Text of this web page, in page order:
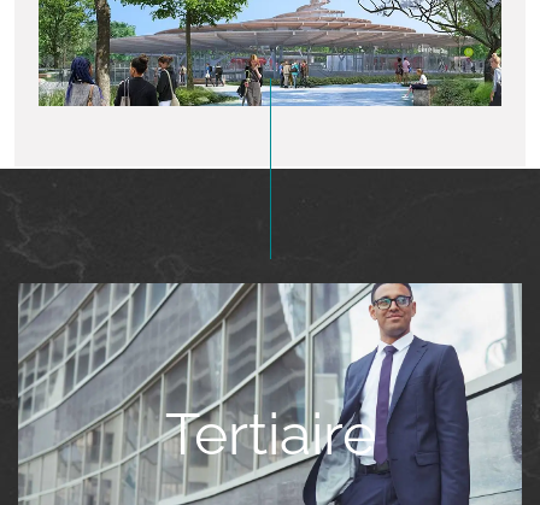
Gare de Noisy-Champs
ÉTUDES D’EXÉCUTION
Tertiaire